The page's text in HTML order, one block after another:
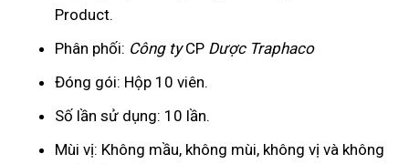
Product.
Phân phối: Công tyCP Dược Traphaco
Đóng gói: Hộp 10 viên.
Số lần sử dụng: 10 lần.
Mùi vị: Không mầu, không mùi, không vị và không